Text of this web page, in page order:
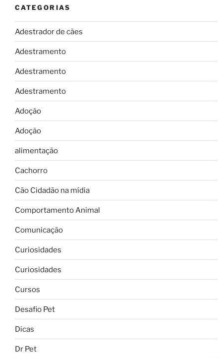
CATEGORIAS
Adestrador de cães
Adestramento
Adestramento
Adestramento
Adoção
Adoção
alimentação
Cachorro
Cão Cidadão na mídia
Comportamento Animal
Comunicação
Curiosidades
Curiosidades
Cursos
Desafio Pet
Dicas
Dr Pet